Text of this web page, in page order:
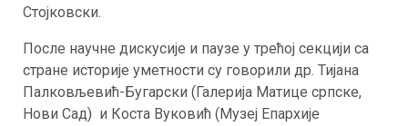
Стојковски.
После научне дискусије и паузе у трећој секцији са
стране историје уметности су говорили др. Тијана
Палковљевић-Бугарски (Галерија Матице српске,
Нови Сад) и Коста Вуковић (Музеј Eпархије